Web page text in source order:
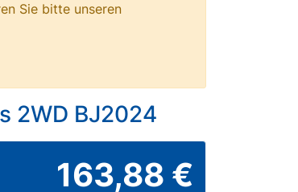
Sie bitte unseren
2WD BJ2024
163,88 €